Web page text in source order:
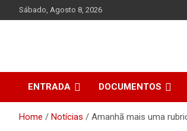
to
Sábado, Agosto 8, 2026
ENTRADA DOCUMENTOS
Home Notícias Amanhã mais uma